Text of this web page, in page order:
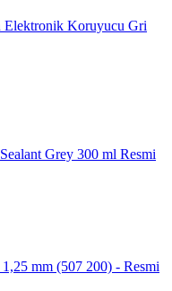
Koruyucu Gri
Grey 300 ml Resmi
mm (507 200) - Resmi